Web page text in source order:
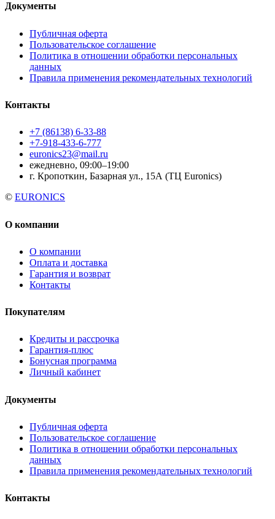
Документы
Публичная оферта
Пользовательское соглашение
Политика в отношении обработки персональных
данных
Правила применения рекомендательных технологий
Контакты
+7 (86138) 6-33-88
+7-918-433-6-777
euronics23@mail.ru
ежедневно, 09:00–19:00
г. Кропоткин, Базарная ул., 15А (ТЦ Euronics)
© EURONICS
О компании
О компании
Оплата и доставка
Гарантия и возврат
Контакты
Покупателям
Кредиты и рассрочка
Гарантия-плюс
Бонусная программа
Личный кабинет
Документы
Публичная оферта
Пользовательское соглашение
Политика в отношении обработки персональных
данных
Правила применения рекомендательных технологий
Контакты